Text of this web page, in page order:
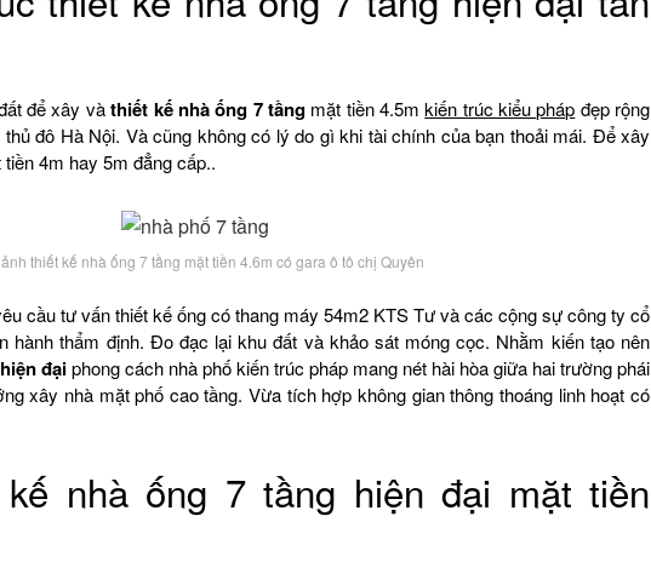
để xây vàthiết kế nhà ống 7 tầngmặt tiền 4.5mkiến trúc kiểu pháp đẹp rộng
đô Hà Nội. Và cũng không có lý do gì khi tài chính của bạn thoải mái. Để xây
4m hay 5m đẳng cấp..
thiết kế nhà ống 7 tầng mặt tiền 4.6m có gara ô tô chị Quyên
cầu tư vấn thiết kế ống có thang máy 54m2 KTS Tư và các cộng sự công ty cổ
hành thẩm định. Đo đạc lại khu đất và khảo sát móng cọc. Nhằm kiến tạo nên
đạiphong cách nhà phố kiến trúc pháp mang nét hài hòa giữa hai trường phái
xây nhà mặt phố cao tầng. Vừa tích hợp không gian thông thoáng linh hoạt có
nhà ống 7 tầng hiện đại mặt tiền